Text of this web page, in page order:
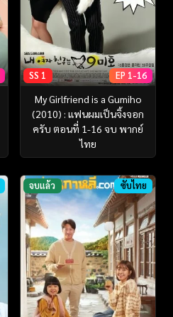
SS 1 EP 1-16
My Girlfriend is a Gumiho
(2010) : แฟนผมเป็นจิ้งจอก
ครับ ตอนที่ 1-16 จบ พากย์
ไทย
จบแล้ว ซับไทย